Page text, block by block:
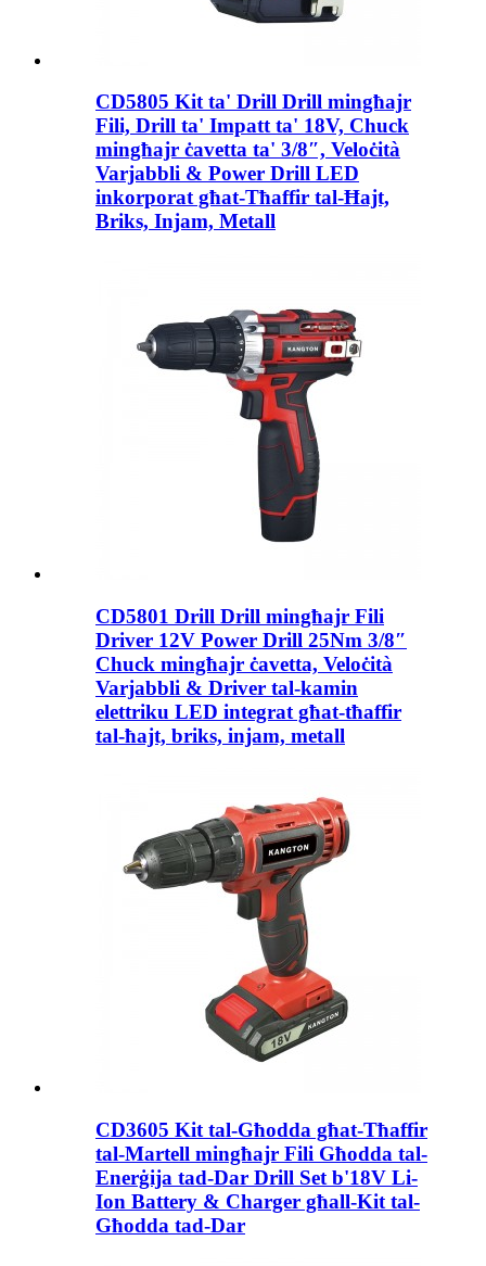
CD5805 Kit ta' Drill Drill mingħajr
Fili, Drill ta' Impatt ta' 18V, Chuck
mingħajr ċavetta ta' 3/8″, Veloċità
Varjabbli & Power Drill LED
inkorporat għat-Tħaffir tal-Ħajt,
Briks, Injam, Metall
CD5801 Drill Drill mingħajr Fili
Driver 12V Power Drill 25Nm 3/8″
Chuck mingħajr ċavetta, Veloċità
Varjabbli & Driver tal-kamin
elettriku LED integrat għat-tħaffir
tal-ħajt, briks, injam, metall
CD3605 Kit tal-Għodda għat-Tħaffir
tal-Martell mingħajr Fili Għodda tal-
Enerġija tad-Dar Drill Set b'18V Li-
Ion Battery & Charger għall-Kit tal-
Għodda tad-Dar